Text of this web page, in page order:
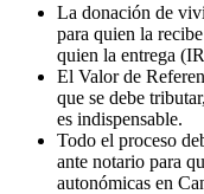
La donación de
para quien la
quien la entrega
El Valor de
que se debe
es indispensable.
Todo el proceso
ante notario para
autonómicas en